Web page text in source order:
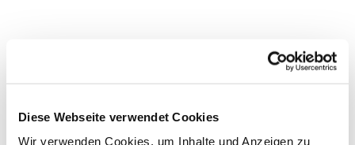
Diese Webseite verwendet Cookies
Wir verwenden Cookies, um Inhalte und Anzeigen zu